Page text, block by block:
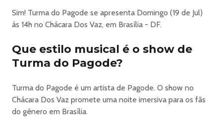
Sim! Turma do Pagode se apresenta Domingo (19 de Jul)
às 14h no Chácara Dos Vaz, em Brasília - DF.
Que estilo musical é o show de
Turma do Pagode?
Turma do Pagode é um artista de Pagode. O show no
Chácara Dos Vaz promete uma noite imersiva para os fãs
do gênero em Brasília.